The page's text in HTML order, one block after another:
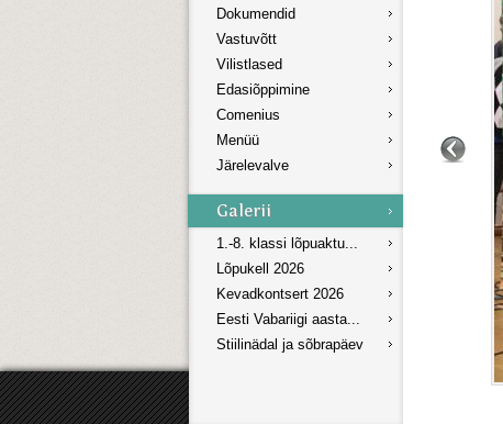
Dokumendid
Vastuvõtt
Vilistlased
Edasiõppimine
Comenius
Menüü
Järelevalve
1.-8. klassi lõpuaktu...
Lõpukell 2026
Kevadkontsert 2026
Eesti Vabariigi aasta...
Stiilinädal ja sõbrapäev